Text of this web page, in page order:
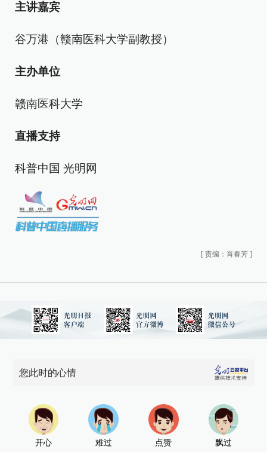
主讲嘉宾
谷万港（赣南医科大学副教授）
主办单位
赣南医科大学
直播支持
科普中国 光明网
[ 责编：肖春芳 ]
您此时的心情
开心 难过 点赞 飘过